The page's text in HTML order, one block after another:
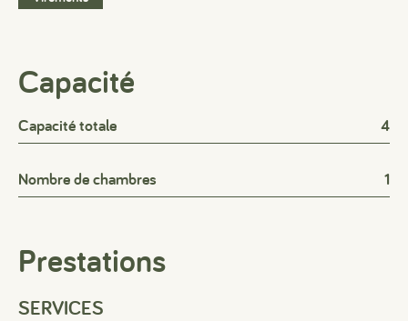
Capacité
Capacité totale 4
Nombre de chambres 1
Prestations
SERVICES